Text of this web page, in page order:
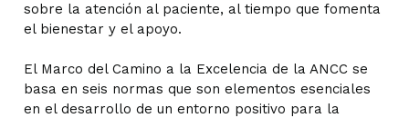
sobre la atención al paciente, al tiempo que fomenta
el bienestar y el apoyo.
El Marco del Camino a la Excelencia de la ANCC se
basa en seis normas que son elementos esenciales
en el desarrollo de un entorno positivo para la